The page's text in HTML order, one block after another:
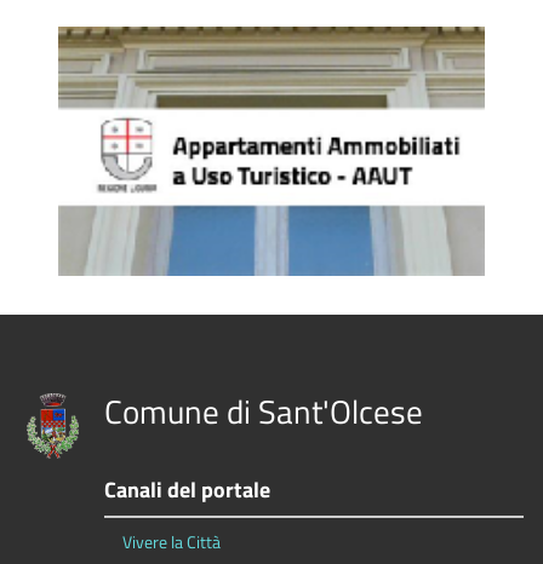
Comune di Sant'Olcese
Canali del portale
Vivere la Città